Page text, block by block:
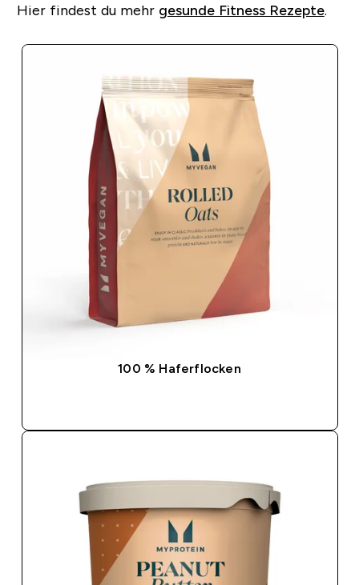
Hier findest du mehr gesunde Fitness Rezepte.
100 % Haferflocken